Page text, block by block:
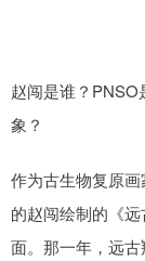
赵闯是谁？
象？
作为古生物复原
的赵闯绘制的《
面。那一年，远